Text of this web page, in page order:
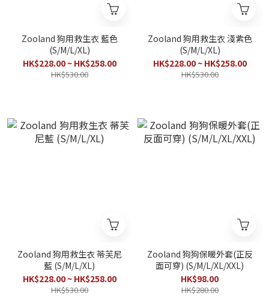
Zooland 狗用救生衣 藍色
(S/M/L/XL)
HK$228.00 ~ HK$258.00
HK$530.00
Zooland 狗用救生衣 淺紫色
(S/M/L/XL)
HK$228.00 ~ HK$258.00
HK$530.00
Zooland 狗用救生衣 蒂芙尼
藍 (S/M/L/XL)
HK$228.00 ~ HK$258.00
HK$530.00
Zooland 狗狗保暖外套(正反
面可穿) (S/M/L/XL/XXL)
HK$98.00
HK$280.00